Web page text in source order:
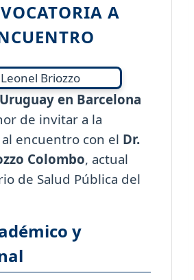
A
en Barcelona
de invitar a la
encuentro con el Dr.
Colombo, actual
de Salud Pública del
y